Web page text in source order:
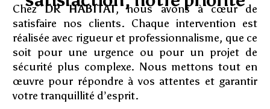
ChezDR HABITAT, nous avons à cœur de
satisfaire nos clients. Chaque intervention est
réalisée avec rigueur et professionnalisme, que ce
soit pour une urgence ou pour un projet de
sécurité plus complexe. Nous mettons tout en
œuvre pour répondre à vos attentes et garantir
votre tranquillité d’esprit.